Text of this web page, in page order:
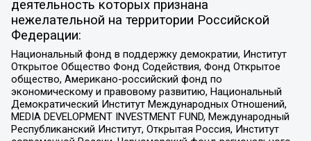
деятельность которых признана
нежелательной на территории Российской
Федерации:
Национальный фонд в поддержку демократии, Институт
Открытое Общество Фонд Содействия, Фонд Открытое
общество, Американо-российский фонд по
экономическому и правовому развитию, Национальный
Демократический Институт Международных Отношений,
MEDIA DEVELOPMENT INVESTMENT FUND, Международный
Республиканский Институт, Открытая Россия, Институт